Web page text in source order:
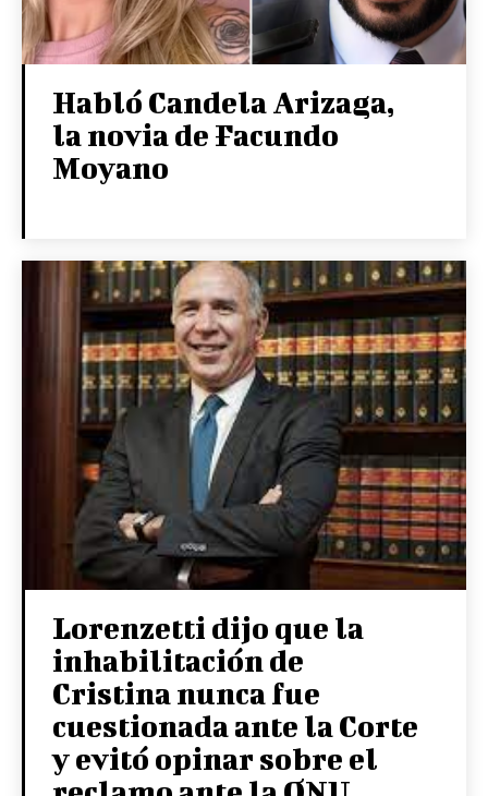
Habló Candela Arizaga,
la novia de Facundo
Moyano
Lorenzetti dijo que la
inhabilitación de
Cristina nunca fue
cuestionada ante la Corte
y evitó opinar sobre el